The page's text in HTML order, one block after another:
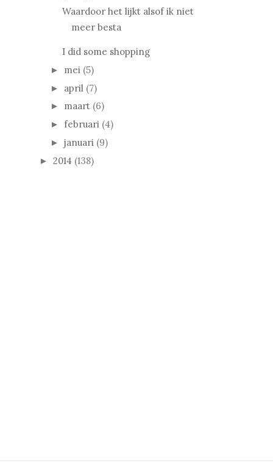
Waardoor het lijkt alsof ik niet
meer besta
I did some shopping
► mei (5)
► april (7)
► maart (6)
► februari (4)
► januari (9)
► 2014 (138)